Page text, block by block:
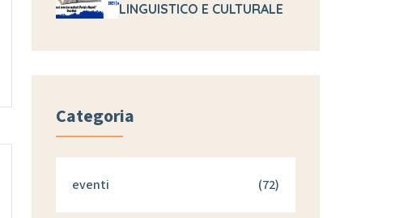
LINGUISTICO E CULTURALE
Categoria
eventi (72)